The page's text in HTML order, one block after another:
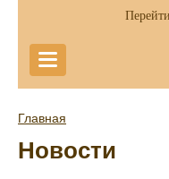
Главная
Новости